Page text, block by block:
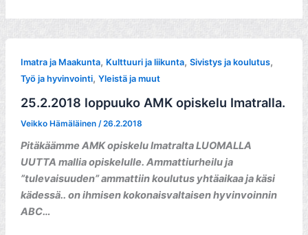
Imatra ja Maakunta, Kulttuuri ja liikunta, Sivistys ja koulutus,
Työ ja hyvinvointi, Yleistä ja muut
25.2.2018 loppuuko AMK opiskelu Imatralla.
Veikko Hämäläinen /26.2.2018
Pitäkäämme AMK opiskelu Imatralta LUOMALLA
UUTTA mallia opiskelulle. Ammattiurheilu ja
”tulevaisuuden” ammattiin koulutus yhtäaikaa ja käsi
kädessä.. on ihmisen kokonaisvaltaisen hyvinvoinnin
ABC…